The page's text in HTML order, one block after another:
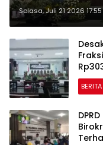
Selasa, Juli 21 2026 17:55